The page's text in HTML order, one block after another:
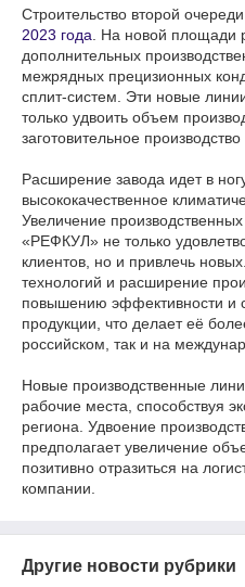
Строительство второй
2023 года . На новой
дополнительных
межрядных прецизионных
сплит-систем. Эти новые
только удвоить объем
заготовительное
Расширение завода идет в
высококачественное
Увеличение
«РЕФКУЛ» не только
клиентов, но и привлечь
технологий и расширение
повышению эффективности и
продукции, что делает её
российском, так и на
Новые производственные
рабочие места, способствуя
региона. Удвоение
предполагает увеличение
позитивно отразиться на
компании.
Другие новости рубрики